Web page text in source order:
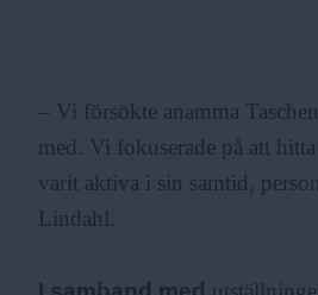
– Vi försökte anamma
med. Vi fokuserade på att
varit aktiva i sin samtid,
Lindahl.